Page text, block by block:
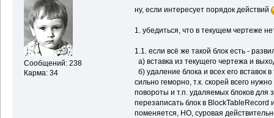
Сообщений: 238
Карма: 34
ну, если интересует порядок действий
1. убедиться, что в текущем чертеже
1.1. если всё же такой блок есть -
a) вставка из текущего чертежа и
б) удаление блока и всех его
сильно геморно, т.к. скорей всего
повороты и т.п. удаляемых блоков
перезаписать блок в BlockTableRecord
поменяется, НО, суровая